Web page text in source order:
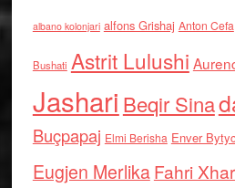
albano kolonjari alfons Grishaj Anton Cefa
Bushati Astrit Lulushi
Jashari Beqir Sina
Buçpapaj Elmi Berisha Enver
Eugjen MerlikaFahri